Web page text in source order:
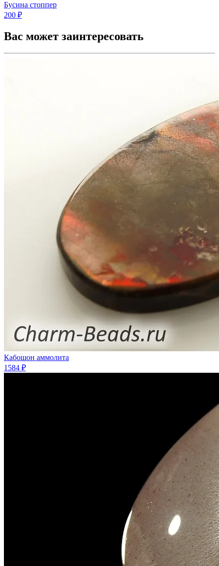
Бусина стоппер
200 ₽
Вас может заинтересовать
Кабошон аммолита
1584 ₽